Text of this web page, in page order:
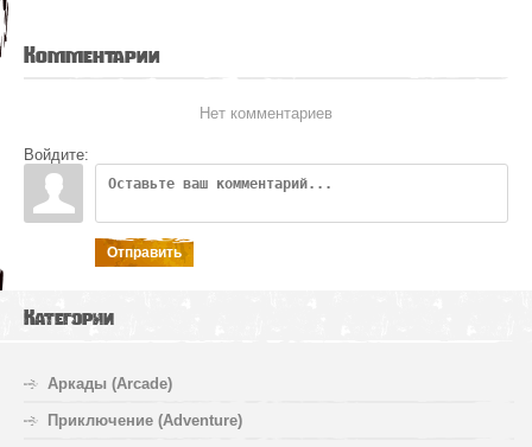
Комментарии
Нет комментариев
Войдите:
Отправить
Категории
Аркады (Arcade)
Приключение (Adventure)